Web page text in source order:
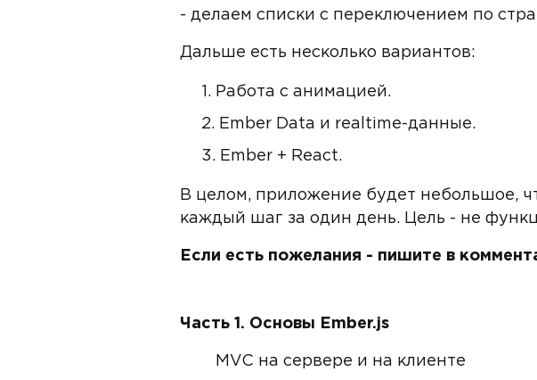
- делаем списки с переключением по
Дальше есть несколько вариантов:
Работа с анимацией.
Ember Data и realtime-данные.
Ember + React.
В целом, приложение будет небольшое,
каждый шаг за один день. Цель - не
Если есть пожелания - пишите в
Часть 1. Основы Ember.js
MVC на сервере и на клиенте